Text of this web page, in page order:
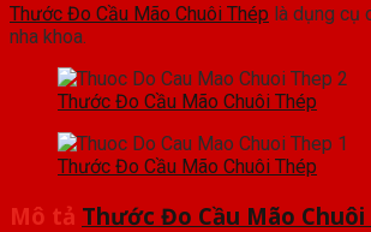
Thước Đo Cầu Mão Chuôi Thép là dụng cụ
nha khoa.
Thước Đo Cầu Mão Chuôi Thép
Thước Đo Cầu Mão Chuôi Thép
Mô tả Thước Đo Cầu Mão Chuôi